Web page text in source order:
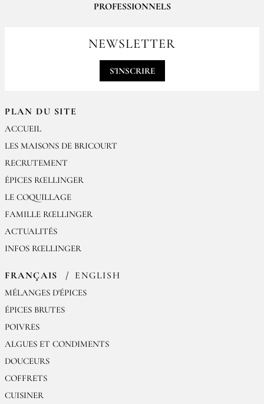
PLAN DU SITE
ACCUEIL
LES MAISONS DE BRICOURT
RECRUTEMENT
ÉPICES RŒLLINGER
LE COQUILLAGE
FAMILLE RŒLLINGER
ACTUALITÉS
INFOS RŒLLINGER
FRANÇAIS ENGLISH
MÉLANGES D'ÉPICES
ÉPICES BRUTES
POIVRES
ALGUES ET CONDIMENTS
DOUCEURS
COFFRETS
CUISINER
PROFESSIONNELS
contact@epices-roellinger.comNEWSLETTER
S'INSCRIRE